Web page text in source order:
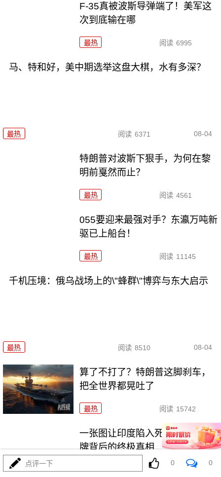
F-35真被波斯导弹端了！美军这
次到底输在哪
最热 阅读 6995
马、特和好，美中期选举这盘大棋，水有多深？
最热 阅读 6371 08-04
特朗普对波斯下狠手，为何在黎
明前戛然而止？
最热 阅读 4561
055要迎来最强对手？东瀛万吨新
驱已上船台！
最热 阅读 11145
千机压境：俄乌战场上的\"蜂群\"博弈与东大启示
最热 阅读 8510 08-04
算了不打了？特朗普这脚刹车，
把全世界都晃吐了
最热 阅读 15742
一张图让印度陷入死寂，五枚金
牌背后的终极真相
最热 10944
点评一下 0 0